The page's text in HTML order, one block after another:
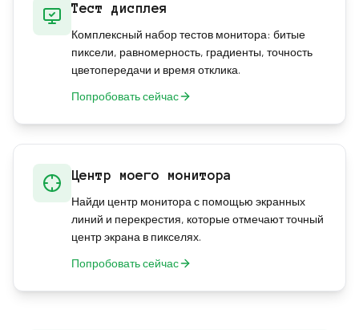
Тест дисплея
Комплексный набор тестов монитора: битые
пиксели, равномерность, градиенты, точность
цветопередачи и время отклика.
Попробовать сейчас
Центр моего монитора
Найди центр монитора с помощью экранных
линий и перекрестия, которые отмечают точный
центр экрана в пикселях.
Попробовать сейчас